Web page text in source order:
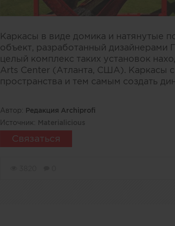
Каркасы в виде домика и натянутые
объект, разработанный
целый комплекс таких установок
Arts Center (Атланта, США). Каркасы
пространства и тем самым создать
Автор: Редакция Archiprofi
Источник: Materialicious
Связаться